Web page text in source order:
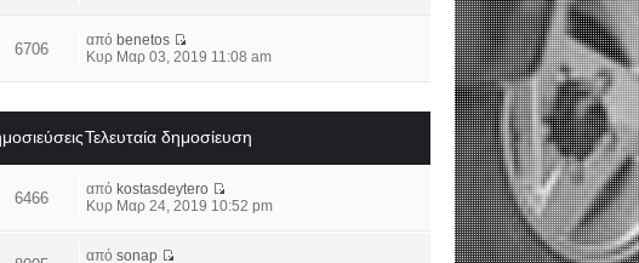
6706 από benetos
Κυρ Μαρ 03, 2019 11:08 am
Τελευταία δημοσίευση
6466 από kostasdeytero
Κυρ Μαρ 24, 2019 10:52 pm
απόsonap